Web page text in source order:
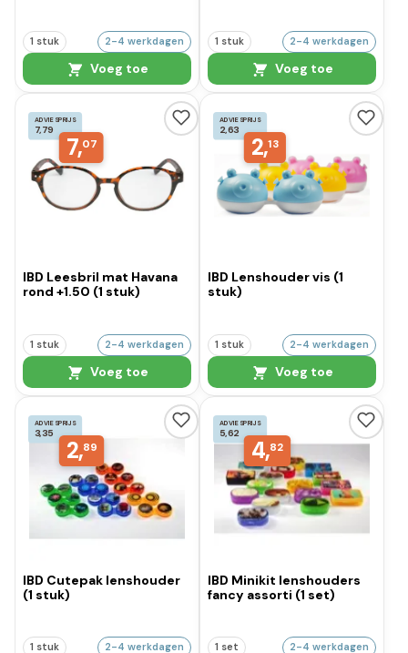
1 stuk 2-4 werkdagen
Voeg toe
1 stuk 2-4 werkdagen
Voeg toe
ADVIESPRIJS
7,79
7,07
IBD Leesbril mat Havana
rond +1.50 (1 stuk)
1 stuk 2-4 werkdagen
Voeg toe
ADVIESPRIJS
2,63
2,13
IBD Lenshouder vis (1
stuk)
1 stuk 2-4 werkdagen
Voeg toe
ADVIESPRIJS
3,35
2,89
IBD Cutepak lenshouder
(1 stuk)
1 stuk 2-4 werkdagen
ADVIESPRIJS
5,62
4,82
IBD Minikit lenshouders
fancy assorti (1 set)
1 set 2-4 werkdagen